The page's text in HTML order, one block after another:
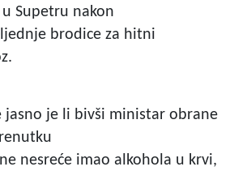
Supetru nakon
brodice za hitni
jasno je li bivši ministar obrane
nesreće imao alkohola u krvi,